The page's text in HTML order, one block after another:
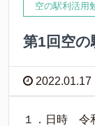
空の駅利活用
第1回空の
2022.01.17
１．日時 令